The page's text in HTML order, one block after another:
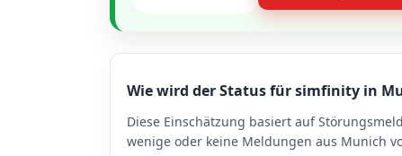
Wie wird der Status für simfinity in
Diese Einschätzung basiert auf
wenige oder keine Meldungen aus Munich